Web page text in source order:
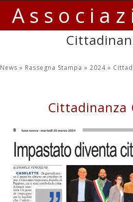
News » Rassegna Stampa » 2024 »
Cittadinanza